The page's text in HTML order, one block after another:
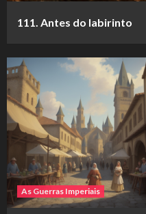
111. Antes do labirinto
As Guerras Imperiais